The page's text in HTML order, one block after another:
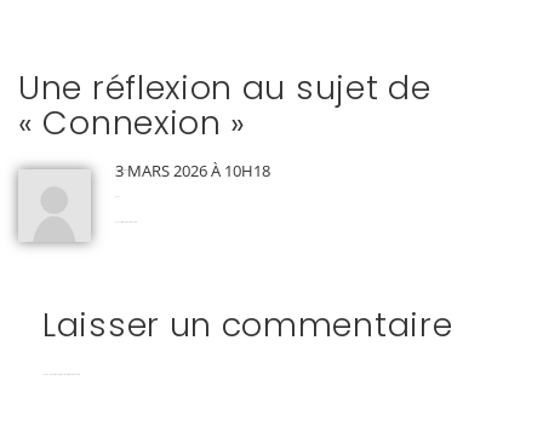
Une réflexion au sujet de
« Connexion »
3 MARS 2026 À 10H18
Laisser un commentaire